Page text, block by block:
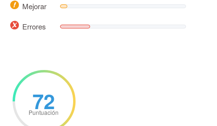
Mejorar
Errores
72
Puntuación